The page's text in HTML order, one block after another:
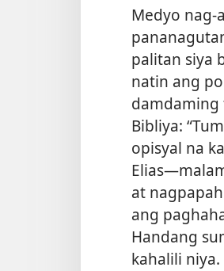
Medyo nag-
palitan siya
natin ang
damdaming
Bibliya:
opisyal na
at
ang
Handang
kahalili